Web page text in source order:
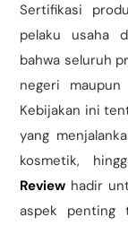
Sertifikasi
pelaku usaha
bahwa seluruh
negeri
Kebijakan ini
yang
kosmetik,
Review hadir
aspek penting